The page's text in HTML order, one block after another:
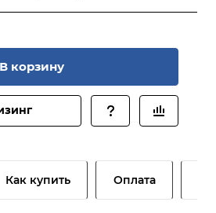
с внутренним приводом
использоваться с
фланцем. Эти модели
цилиндр,
и могут использоваться как
В корзину
Как купить Оплата